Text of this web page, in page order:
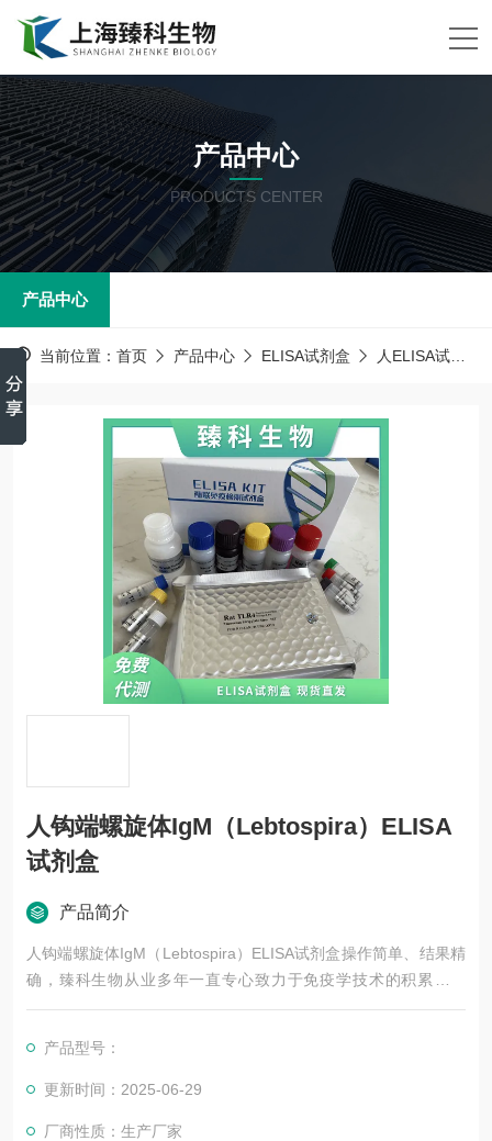
产品中心
PRODUCTS CENTER
产品中心
当前位置： 首页 产品中心 ELISA试剂盒 人ELISA试剂盒
人钩端螺旋体IgM（Lebtospira）ELISA
试剂盒
产品简介
人钩端螺旋体IgM（Lebtospira）ELISA试剂盒操作简单、结果精
确，臻科生物从业多年一直专心致力于免疫学技术的积累与发
展，以其优质的产品质量与专业的技术服务，赢得业内广大人士
的合作关系，共同努力合作共赢。
产品型号：
更新时间：2025-06-29
厂商性质：生产厂家